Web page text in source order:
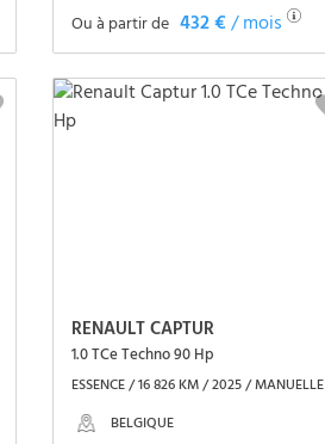
Ou à partir de 432 €/ mois
Voir le véhicule
RENAULT CAPTUR
1.0 TCe Techno 90 Hp
ESSENCE / 16 826 KM / 2025 / MANUELLE
BELGIQUE